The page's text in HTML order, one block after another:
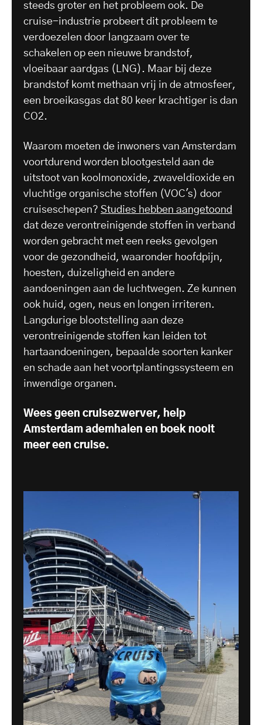
steeds groter en het probleem ook. De
cruise-industrie probeert dit probleem te
verdoezelen door langzaam over te
schakelen op een nieuwe brandstof,
vloeibaar aardgas (LNG). Maar bij deze
brandstof komt methaan vrij in de atmosfeer,
een broeikasgas dat 80 keer krachtiger is dan
CO2.
Waarom moeten de inwoners van Amsterdam
voortdurend worden blootgesteld aan de
uitstoot van koolmonoxide, zwaveldioxide en
vluchtige organische stoffen (VOC's) door
cruiseschepen? Studies hebben aangetoond
dat deze verontreinigende stoffen in verband
worden gebracht met een reeks gevolgen
voor de gezondheid, waaronder hoofdpijn,
hoesten, duizeligheid en andere
aandoeningen aan de luchtwegen. Ze kunnen
ook huid, ogen, neus en longen irriteren.
Langdurige blootstelling aan deze
verontreinigende stoffen kan leiden tot
hartaandoeningen, bepaalde soorten kanker
en schade aan het voortplantingssysteem en
inwendige organen.
Wees geen cruisezwerver, help
Amsterdam ademhalen en boek nooit
meer een cruise.